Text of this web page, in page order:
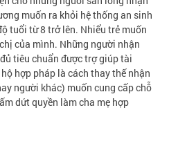
muốn ra khỏi hệ thống an sinh
tuổi từ 8 trở lên. Nhiểu trẻ muốn
của mình. Những người nhận
tiêu chuẩn được trợ giúp tài
hợp pháp là cách thay thế nhận
người khác) muốn cung cấp chỗ
dứt quyền làm cha mẹ hợp